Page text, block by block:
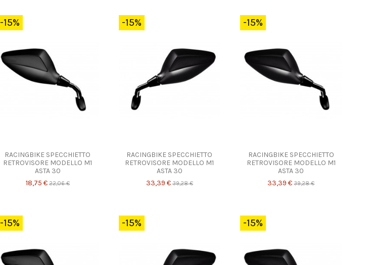
-15%
RACINGBIKE SPECCHIETTO
RETROVISORE MODELLO M1
ASTA 30
18,75 € 22,06 €
-15%
RACINGBIKE SPECCHIETTO
RETROVISORE MODELLO M1
ASTA 30
33,39 € 39,28 €
-15%
RACINGBIKE SPECCHIETTO
RETROVISORE MODELLO M1
ASTA 30
33,39 € 39,28 €
-15% -15% -15%